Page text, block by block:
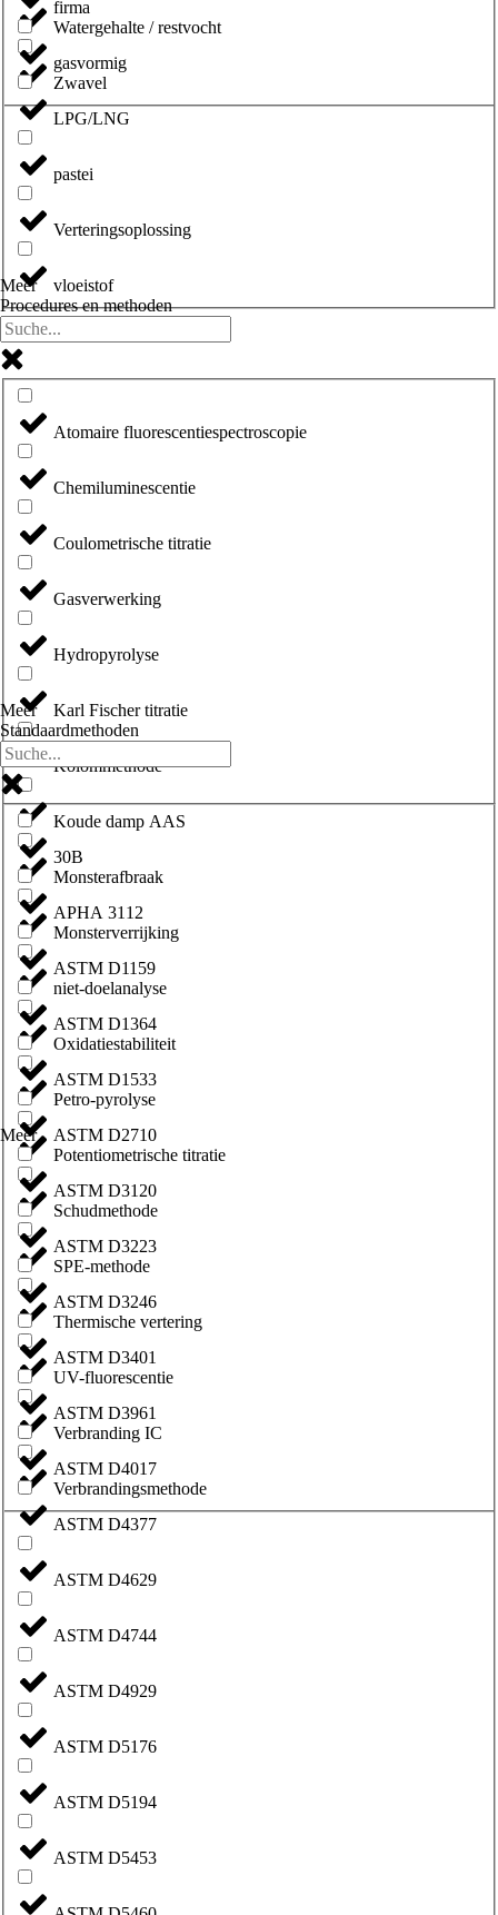
Watergehalte / restvocht
Zwavel
firma
gasvormig
LPG/LNG
pastei
Verteringsoplossing
vloeistof
Meer
Procedures en methoden
Atomaire fluorescentiespectroscopie
Chemiluminescentie
Coulometrische titratie
Gasverwerking
Hydropyrolyse
Karl Fischer titratie
Kolommethode
Koude damp AAS
Monsterafbraak
Monsterverrijking
niet-doelanalyse
Oxidatiestabiliteit
Petro-pyrolyse
Potentiometrische titratie
Schudmethode
SPE-methode
Thermische vertering
UV-fluorescentie
Verbranding IC
Verbrandingsmethode
Meer
Standaardmethoden
30B
APHA 3112
ASTM D1159
ASTM D1364
ASTM D1533
ASTM D2710
ASTM D3120
ASTM D3223
ASTM D3246
ASTM D3401
ASTM D3961
ASTM D4017
ASTM D4377
ASTM D4629
ASTM D4744
ASTM D4929
ASTM D5176
ASTM D5194
ASTM D5453
Meer